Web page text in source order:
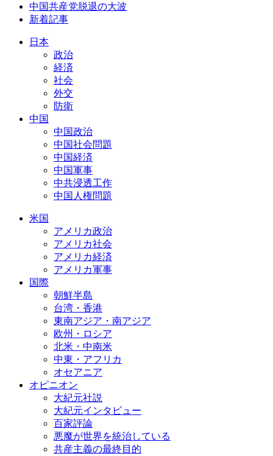
中国共産党脱退の大波
新着記事
日本
政治
経済
社会
外交
防衛
中国
中国政治
中国社会問題
中国経済
中国軍事
中共浸透工作
中国人権問題
米国
アメリカ政治
アメリカ社会
アメリカ経済
アメリカ軍事
国際
朝鮮半島
台湾・香港
東南アジア・南アジア
欧州・ロシア
北米・中南米
中東・アフリカ
オセアニア
オピニオン
大紀元社説
大紀元インタビュー
百家評論
悪魔が世界を統治している
共産主義の最終目的